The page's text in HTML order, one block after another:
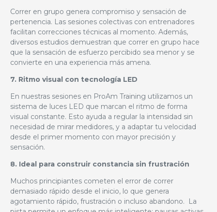
Correr en grupo genera compromiso y sensación de
pertenencia. Las sesiones colectivas con entrenadores
facilitan correcciones técnicas al momento. Además,
diversos estudios demuestran que correr en grupo hace
que la sensación de esfuerzo percibido sea menor y se
convierte en una experiencia más amena.
7. Ritmo visual con tecnología LED
En nuestras sesiones en ProAm Training utilizamos un
sistema de luces LED que marcan el ritmo de forma
visual constante. Esto ayuda a regular la intensidad sin
necesidad de mirar medidores, y a adaptar tu velocidad
desde el primer momento con mayor precisión y
sensación.
8. Ideal para construir constancia sin frustración
Muchos principiantes cometen el error de correr
demasiado rápido desde el inicio, lo que genera
agotamiento rápido, frustración o incluso abandono. La